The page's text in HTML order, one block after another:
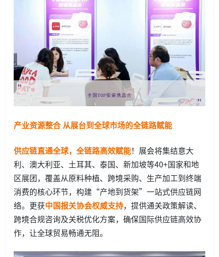
产业资源整合 从展台到全球市场的全链路赋能
供应链直通全球，全链路高效赋能！展会将集结意大
利、澳大利亚、土耳其、泰国、新加坡等40+国家和地
区展团，覆盖从原料种植、跨境采购、生产加工到终端
消费的核心环节，构建“产地到货架”一站式供应链网
络。更获中国报关协会权威支持，提供通关政策解读、
跨境合规咨询及关税优化方案，确保国际供应链高效协
作，让全球贸易畅通无阻。